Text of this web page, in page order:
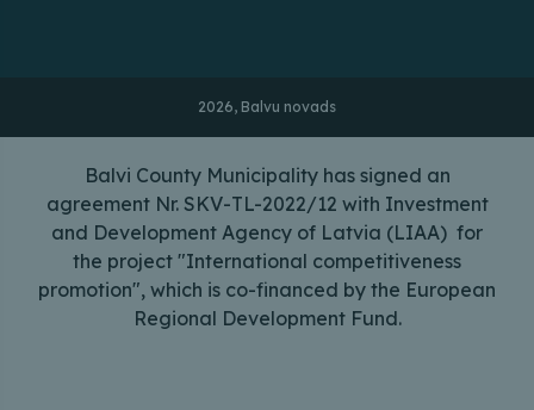
2026, Balvu novads
Balvi County Municipality has signed an
agreement Nr. SKV-TL-2022/12 with Investment
and Development Agency of Latvia (LIAA) for
the project "International competitiveness
promotion", which is co-financed by the European
Regional Development Fund.